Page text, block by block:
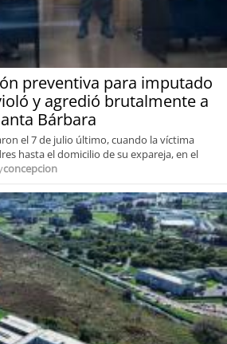
preventiva para imputado
y agredió brutalmente a
Bárbara
el 7 de julio último, cuando la víctima
hasta el domicilio de su expareja, en el
concepcion